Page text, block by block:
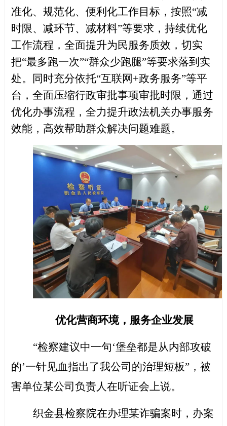
准化、规范化、便利化工作目标， 按照“减
时限、减环节、减材料”等要求，持续优化
工作流程，全面提升为民服务质效，切实
把“最多跑一次”“群众少跑腿”等要求落到实
处。同时充分依托“互联网+政务服务”等平
台，全面压缩行政审批事项审批时限，通过
优化办事流程， 全力提升政法机关办事服务
效能，高效帮助群众解决问题难题。
优化营商环境，服务企业发展
“检察建议中一句‘堡垒都是从内部攻破
的’一针见血指出了我公司的治理短板”，被
害单位某公司负责人在听证会上说。
织金县检察院在办理某诈骗案时， 办案